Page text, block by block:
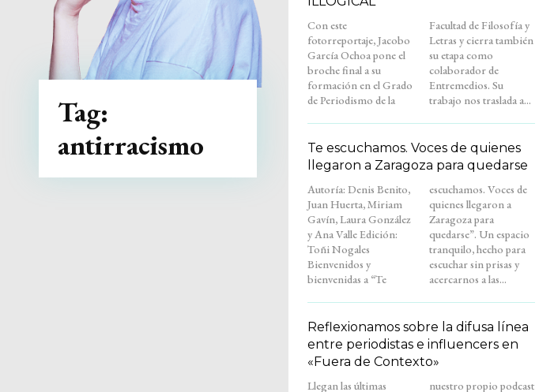
Tag:
antirracismo
Con este
fotorreportaje, Jacobo
García Ochoa pone el
broche final a su
formación en el Grado
de Periodismo de la
Facultad de Filosofía y
Letras y cierra también
su etapa como
colaborador de
Entremedios. Su
trabajo nos traslada a...
Te escuchamos. Voces de quienes
llegaron a Zaragoza para quedarse
Autoría: Denis Benito,
Juan Huerta, Miriam
Gavín, Laura González
y Ana Valle Edición:
Toñi Nogales
Bienvenidos y
bienvenidas a “Te
escuchamos. Voces de
quienes llegaron a
Zaragoza para
quedarse”. Un espacio
tranquilo, hecho para
escuchar sin prisas y
acercarnos a las...
Reflexionamos sobre la difusa línea
entre periodistas e influencers en
«Fuera de Contexto»
Llegan las últimas
nuestro propio podcast